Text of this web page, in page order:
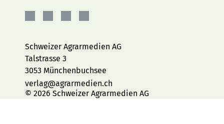
Facebook
Instagram
YouTubeLinkedIn
Schweizer Agrarmedien AG
Talstrasse 3
3053 Münchenbuchsee
verlag@agrarmedien.ch
© 2026 Schweizer Agrarmedien AG